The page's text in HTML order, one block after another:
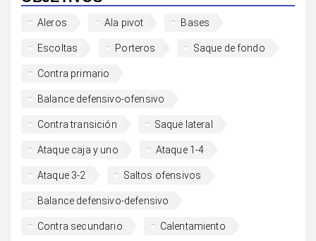
Aleros Ala pivot Bases
Escoltas Porteros Saque de fondo
Contra primario
Balance defensivo-ofensivo
Contra transición Saque lateral
Ataque caja y uno Ataque 1-4
Ataque 3-2 Saltos ofensivos
Balance defensivo-defensivo
Contra secundario Calentamiento